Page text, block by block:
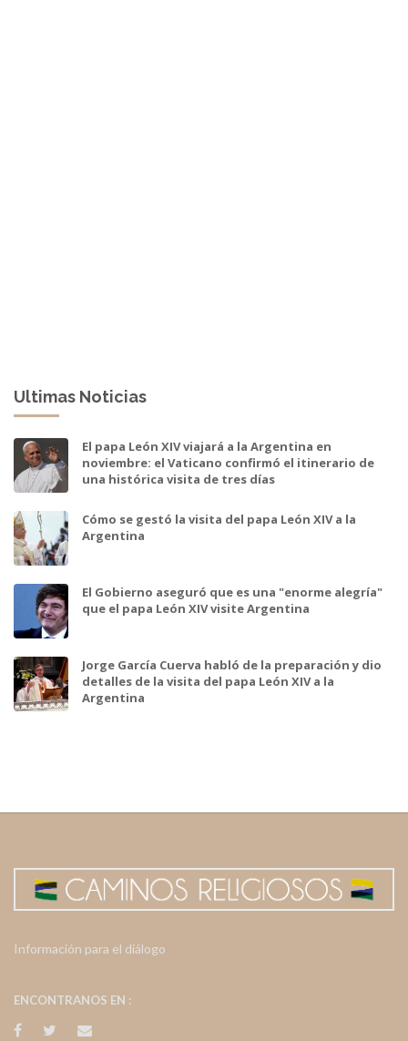
Ultimas Noticias
El papa León XIV viajará a la Argentina en
noviembre: el Vaticano confirmó el itinerario de
una histórica visita de tres días
Cómo se gestó la visita del papa León XIV a la
Argentina
El Gobierno aseguró que es una "enorme alegría"
que el papa León XIV visite Argentina
Jorge García Cuerva habló de la preparación y dio
detalles de la visita del papa León XIV a la
Argentina
Información para el diálogo
ENCONTRANOS EN :